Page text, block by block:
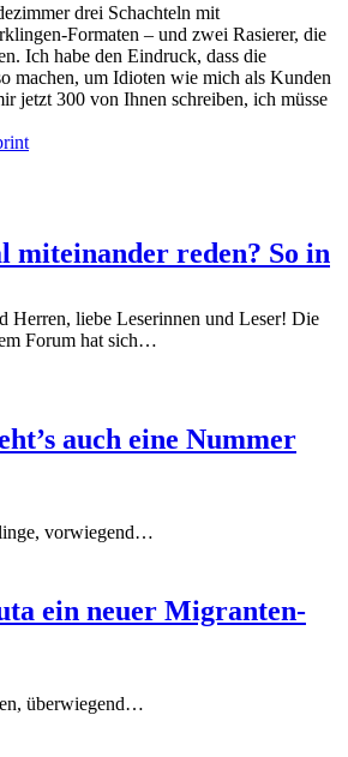
drei Schachteln mit
Formaten – und zwei Rasierer, die
Ich habe den Eindruck, dass die
machen, um Idioten wie mich als Kunden
jetzt 300 von Ihnen schreiben, ich müsse
miteinander reden? So in
Herren, liebe Leserinnen und Leser! Die
Forum hat sich…
auch eine Nummer
vorwiegend…
ein neuer Migranten-
überwiegend…